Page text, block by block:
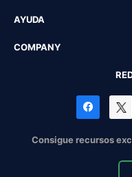
AYUDA
COMPANY
Consigue recursos